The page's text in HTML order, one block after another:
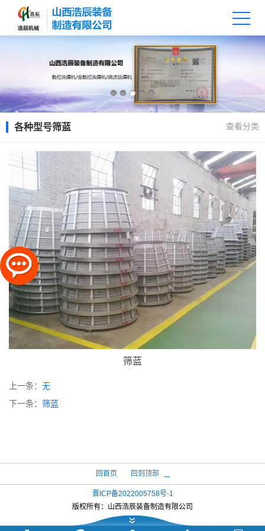
各种型号筛蓝 查看分类
筛蓝
上一条： 无
下一条： 筛蓝
回首页 回到顶部
晋ICP备2022005758号-1
版权所有： 山西浩辰装备制造有限公司